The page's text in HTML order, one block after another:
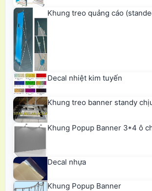
Khung treo quảng cáo
Decal nhiệt kim tuyến
Khung treo banner standy
Khung Popup Banner 3*4 ô
Decal nhựa
Khung Popup Banner